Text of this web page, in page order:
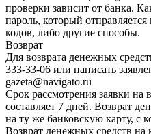
проверки зависит от банка.
пароль, который
кодов, либо другие способы.
Возврат
Для возврата денежных
333-33-06 или написать
gazeta@navigato.ru
Срок рассмотрения заявки на
составляет 7 дней. Возврат
на ту же банковскую карту, с
Возврат денежных средств на